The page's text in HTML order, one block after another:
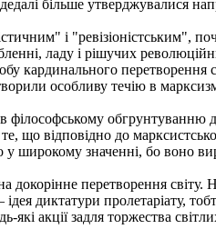
більше утверджувалися
і "ревізіоністським",
ладу і рішучих
кардинального перетворення
особливу течію в
обгрунтуванню
що відповідно до
широкому значенні, бо воно
докорінне перетворення світу.
диктатури пролетаріату,
акції задля торжества